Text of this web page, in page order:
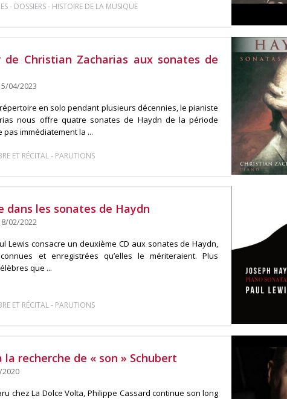
- DOSSIERS- HISTOIRE DE LA MUSIQUE
de Christian Zacharias aux sonates de
04/2023
en solo pendant plusieurs décennies, le pianiste
nous offre quatre sonates de Haydn de la période
pas immédiatement la ...
ET RÉCITAL- PARUTIONS
dans les sonates de Haydn
02/2022
Lewis consacre un deuxième CD aux sonates de Haydn,
et enregistrées qu’elles le mériteraient. Plus
que ...
ET RÉCITAL- PARUTIONS
la recherche de « son » Schubert
chez La Dolce Volta, Philippe Cassard continue son long